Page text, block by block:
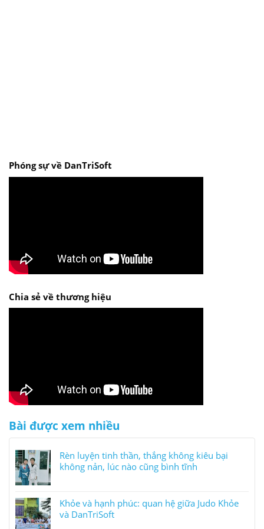
Phóng sự về DanTriSoft
Chia sẻ về thương hiệu
Bài được xem nhiều
Rèn luyện tinh thần, thắng không kiêu bại
không nản, lúc nào cũng bình tĩnh
Khỏe và hạnh phúc: quan hệ giữa Judo Khỏe
và DanTriSoft